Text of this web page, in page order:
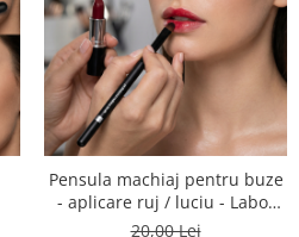
Pensula machiaj pentru buze
- aplicare ruj / luciu - Labor
Pro
20,00 Lei